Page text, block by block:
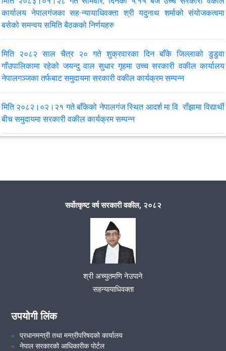
मिति २०८२।०६।२४ गते सम्पन्न उच्च सरकारी वकील कार्यालय नेपालगंज,
जिल्ला सरकारी वकील कार्यालय बाँके र बर्दियामा कार्यरत कर्मचारीहरुको २६ औँ
कर्मचारी बैठकको निर्णय।
मिति २०८२।०६।२४ गते सम्पन्न उच्च सरकारी वकील कार्यालय नेपालगंजको
२५ औँ कर्मचारी बैठकको निर्णय।
मिति २०८२।०५।२५ गते सम्पन्न उच्च सरकारी वकील कार्यालय नेपालगंजको
२४ औँ कर्मचारी बैठकको निर्णय।
कार्यालय नेपालगंजका सह-न्यायाधिवक्ता श्री यदुनाथ शर्माको संयोजकत्वमा
बसेको समन्वय समिति बैठकको निर्णयहरु
मिति २०८२ साल चैत्र २० गते शुक्रवारका दिन बाँके जिल्लाको डुडुवा
गाँउपालिकामा रहेको जयन्दु वाल सुधार गृहमा उच्च सरकारी वकील कार्यालय
नेपालगञ्जका तर्फबाट समुदायमा सरकारी वकील कार्यक्रम सम्पन्न
मिति २०८२।०२।२१ गते बाँकेको नेपालगंज स्थित आदर्श मा.वि. राँझामा विद्यार्थी
बीच समुदायमा सरकारी वकील कार्यक्रम सम्पन्न
संरक्षण विषयमा समुदायमा सरकारी वकील कार्यक्रम सम्पन्न
सर्वोत्कृष्ट वर्ष सरकारी वकील, २०८२
श्री अच्युतमणि नेउपाने
सहन्यायाधिवक्ता
उपयोगी लिंक
प्रधानमन्त्री तथा मन्त्रीपरिषदको कार्यालय
नेपाल सरकारको आधिकारीक पोर्टल